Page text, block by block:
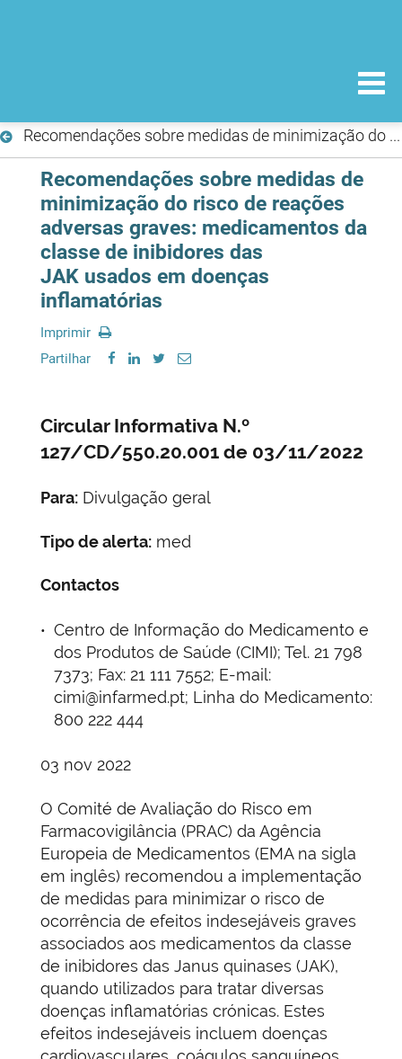
Recomendações sobre medidas de minimização do risco de reações adversas graves: medicamentos da classe de inibidores das JAK usados em doenças inflamatórias
Recomendações sobre medidas de
minimização do risco de reações
adversas graves: medicamentos da
classe de inibidores das
JAK usados em doenças
inflamatórias
Imprimir
Partilhar
Circular Informativa N.º
127/CD/550.20.001 de 03/11/2022
Para: Divulgação geral
Tipo de alerta: med
Contactos
Centro de Informação do Medicamento e
dos Produtos de Saúde (CIMI); Tel. 21 798
7373; Fax: 21 111 7552; E-mail:
cimi@infarmed.pt; Linha do Medicamento:
800 222 444
03 nov 2022
O Comité de Avaliação do Risco em
Farmacovigilância (PRAC) da Agência
Europeia de Medicamentos (EMA na sigla
em inglês) recomendou a implementação
de medidas para minimizar o risco de
ocorrência de efeitos indesejáveis graves
associados aos medicamentos da classe
de inibidores das Janus quinases (JAK),
quando utilizados para tratar diversas
doenças inflamatórias crónicas. Estes
efeitos indesejáveis incluem doenças